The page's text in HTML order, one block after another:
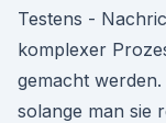
Testens -
komplexer
gemacht
solange man sie